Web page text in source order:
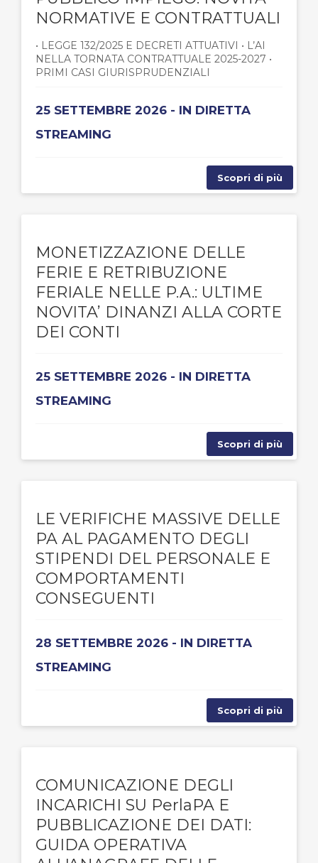
NORMATIVE E CONTRATTUALI
• LEGGE 132/2025 E DECRETI ATTUATIVI • L’AI
NELLA TORNATA CONTRATTUALE 2025-2027 •
PRIMI CASI GIURISPRUDENZIALI
25 SETTEMBRE 2026 - IN DIRETTA
STREAMING
Scopri di più
MONETIZZAZIONE DELLE
FERIE E RETRIBUZIONE
FERIALE NELLE P.A.: ULTIME
NOVITA’ DINANZI ALLA CORTE
DEI CONTI
25 SETTEMBRE 2026 - IN DIRETTA
STREAMING
Scopri di più
LE VERIFICHE MASSIVE DELLE
PA AL PAGAMENTO DEGLI
STIPENDI DEL PERSONALE E
COMPORTAMENTI
CONSEGUENTI
28 SETTEMBRE 2026 - IN DIRETTA
STREAMING
Scopri di più
COMUNICAZIONE DEGLI
INCARICHI SU PerlaPA E
PUBBLICAZIONE DEI DATI:
GUIDA OPERATIVA